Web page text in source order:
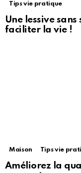
Tips vie pratique
Une lessive
faciliter la vie !
Maison Tips vie
Améliorez la